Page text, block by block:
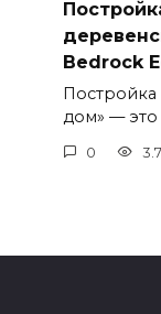
Bedrock
дом» — это
0